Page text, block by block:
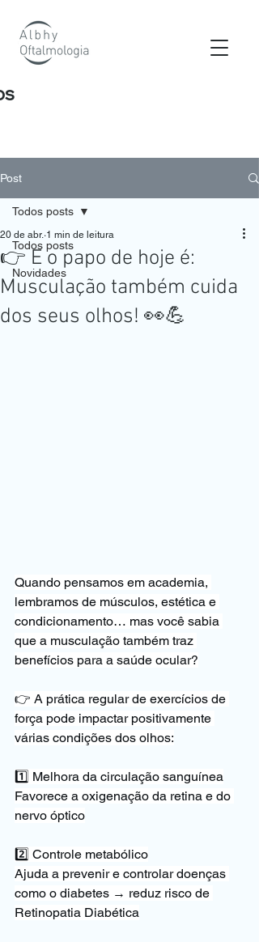
Post
Todos posts
Novidades
Todos posts
👉 E o papo de hoje é:
Musculação também cuida
dos seus olhos! 👀💪
20 de abr. 1 min de leitura
Quando pensamos em academia,
lembramos de músculos, estética e
condicionamento… mas você sabia
que a musculação também traz
benefícios para a saúde ocular?
👉 A prática regular de exercícios de
força pode impactar positivamente
várias condições dos olhos:
1️⃣ Melhora da circulação sanguínea
Favorece a oxigenação da retina e do
nervo óptico
2️⃣ Controle metabólico
Ajuda a prevenir e controlar doenças
como o diabetes → reduz risco de
Retinopatia Diabética